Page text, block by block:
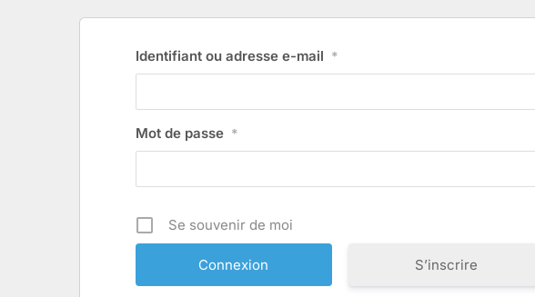
Identifiant ou adresse e-mail *
Mot de passe *
Se souvenir de moi
S’inscrire